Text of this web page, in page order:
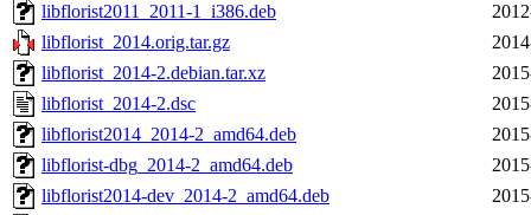
libflorist2011_2011-1_i386.deb
libflorist_2014.orig.tar.gz
libflorist_2014-2.debian.tar.xz
libflorist_2014-2.dsc
libflorist2014_2014-2_amd64.deb
libflorist-dbg_2014-2_amd64.deb
libflorist2014-dev_2014-2_amd64.deb